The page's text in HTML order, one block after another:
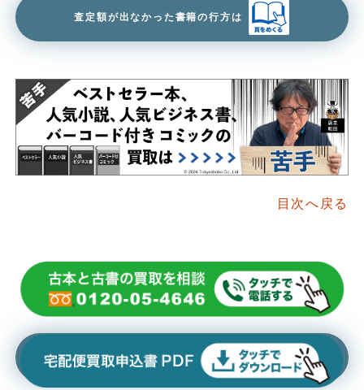
査定額が出なかった書籍の行方は
目次へ戻る